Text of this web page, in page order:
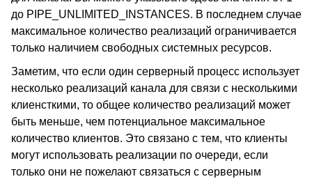
до PIPE_UNLIMITED_INSTANCES. В последнем случае
максимальное количество реализаций ограничивается
только наличием свободных системных ресурсов.
Заметим, что если один серверный процесс использует
несколько реализаций канала для связи с несколькими
клиенсткими, то общее количество реализаций может
быть меньше, чем потенциальное максимальное
количество клиентов. Это связано с тем, что клиенты
могут использовать реализации по очереди, если
только они не пожелают связаться с серверным